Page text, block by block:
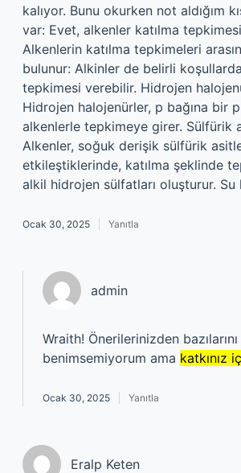
kalıyor. Bunu okurken not aldığım
var: Evet, alkenler katılma
Alkenlerin katılma tepkimeleri
bulunur: Alkinler de belirli
tepkimesi verebilir. Hidrojen
Hidrojen halojenürler, p bağına bir
alkenlerle tepkimeye girer. Sülfürik
Alkenler, soğuk derişik sülfürik
etkileştiklerinde, katılma şeklinde
alkil hidrojen sülfatları oluşturur. Su
Ocak 30, 2025 Yanıtla
admin
Wraith! Önerilerinizden bazılarını
benimsemiyorum ama katkınız
Ocak 30, 2025 Yanıtla
Eralp Keten